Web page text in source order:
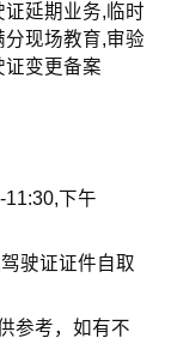
延期业务,临时
现场教育,审验
证变更备案
11:30,下午
驶证证件自取
参考，如有不